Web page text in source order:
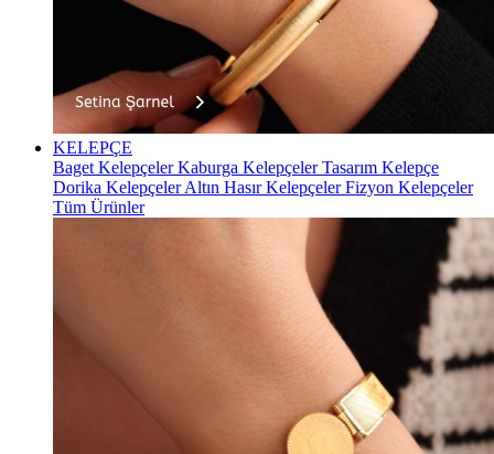
KELEPÇE
Baget KelepçelerKaburga KelepçelerTasarım Kelepçe
Dorika KelepçelerAltın Hasır KelepçelerFizyon Kelepçeler
Tüm Ürünler